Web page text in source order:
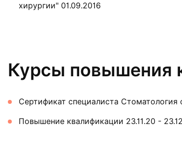
хирургии" 01.09.2016
Курсы повышения
Сертификат специалиста Стоматология
Повышение квалификации 23.11.20 -